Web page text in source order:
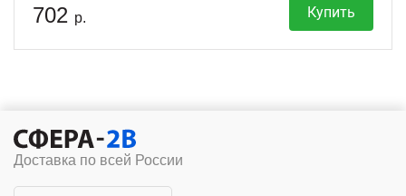
702 р. Купить
Доставка по всей России